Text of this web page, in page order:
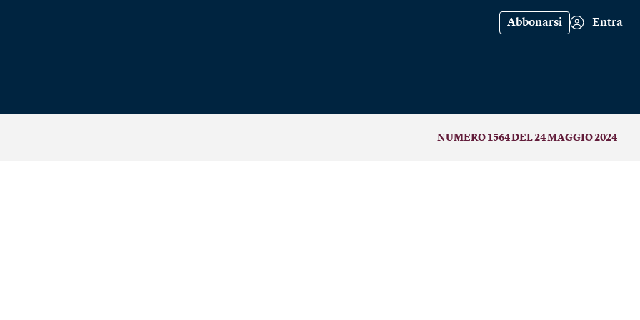
Abbonarsi Entra
NUMERO 1564 DEL 24 MAGGIO 2024